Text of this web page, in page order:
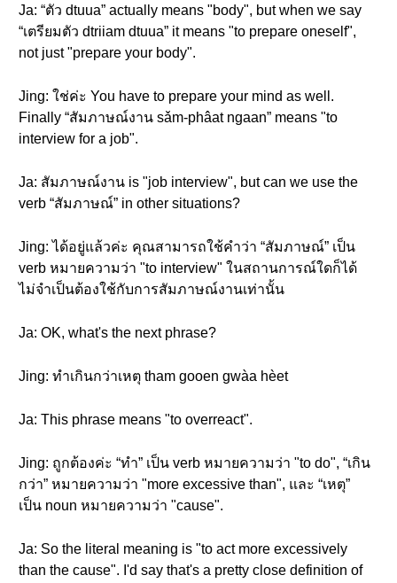
Ja: “ตัว dtuua” actually means "body", but when we say
“เตรียมตัว dtriiam dtuua” it means "to prepare oneself",
not just "prepare your body".
Jing: ใช่ค่ะ You have to prepare your mind as well.
Finally “สัมภาษณ์งาน sǎm-phâat ngaan” means "to
interview for a job".
Ja: สัมภาษณ์งาน is "job interview", but can we use the
verb “สัมภาษณ์” in other situations?
Jing: ได้อยู่แล้วค่ะ คุณสามารถใช้คำว่า “สัมภาษณ์” เป็น
verb หมายความว่า "to interview" ในสถานการณ์ใดก็ได้
ไม่จำเป็นต้องใช้กับการสัมภาษณ์งานเท่านั้น
Ja: OK, what's the next phrase?
Jing: ทำเกินกว่าเหตุ tham gooen gwàa hèet
Ja: This phrase means "to overreact".
Jing: ถูกต้องค่ะ “ทำ” เป็น verb หมายความว่า "to do", “เกิน
กว่า” หมายความว่า "more excessive than", และ “เหตุ”
เป็น noun หมายความว่า "cause".
Ja: So the literal meaning is "to act more excessively
than the cause". I'd say that's a pretty close definition of